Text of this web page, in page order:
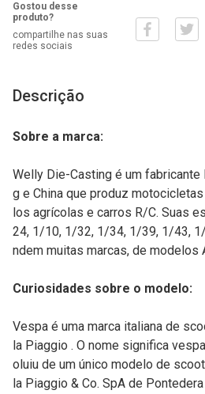
Gostou desse
produto?
compartilhe nas suas
redes sociais
Descrição
Sobre a marca:
Welly Die-Casting é um
g e China que produz
los agrícolas e carros R/C. Suas
24, 1/10, 1/32, 1/34, 1/39, 1/43,
ndem muitas marcas, de modelos
Curiosidades sobre o modelo:
Vespa é uma marca italiana de
la Piaggio . O nome significa
oluiu de um único modelo de
la Piaggio & Co. SpA de